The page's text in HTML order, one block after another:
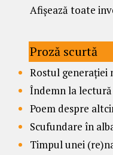
Afișează toate
Proză scurtă
Rostul generației
Îndemn la lectură
Poem despre
Scufundare în
Timpul unei